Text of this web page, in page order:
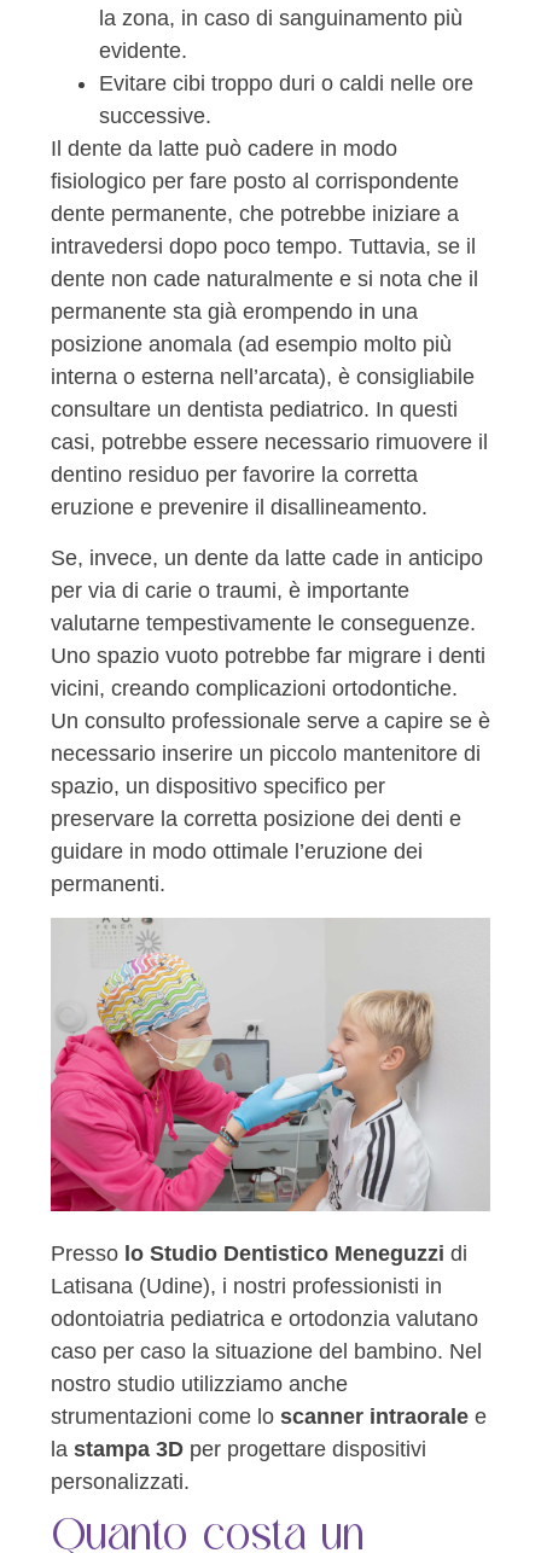
la zona, in caso di sanguinamento più
evidente.
Evitare cibi troppo duri o caldi nelle ore
successive.
Il dente da latte può cadere in modo
fisiologico per fare posto al corrispondente
dente permanente, che potrebbe iniziare a
intravedersi dopo poco tempo. Tuttavia, se il
dente non cade naturalmente e si nota che il
permanente sta già erompendo in una
posizione anomala (ad esempio molto più
interna o esterna nell’arcata), è consigliabile
consultare un dentista pediatrico. In questi
casi, potrebbe essere necessario rimuovere il
dentino residuo per favorire la corretta
eruzione e prevenire il disallineamento.
Se, invece, un dente da latte cade in anticipo
per via di carie o traumi, è importante
valutarne tempestivamente le conseguenze.
Uno spazio vuoto potrebbe far migrare i denti
vicini, creando complicazioni ortodontiche.
Un consulto professionale serve a capire se è
necessario inserire un piccolo mantenitore di
spazio, un dispositivo specifico per
preservare la corretta posizione dei denti e
guidare in modo ottimale l’eruzione dei
permanenti.
Presso lo Studio Dentistico Meneguzzi di
Latisana (Udine), i nostri professionisti in
odontoiatria pediatrica e ortodonzia valutano
caso per caso la situazione del bambino. Nel
nostro studio utilizziamo anche
strumentazioni come lo scanner intraorale e
la stampa 3D per progettare dispositivi
personalizzati.
Quanto costa un